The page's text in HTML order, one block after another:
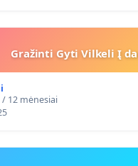
Gražinti Gyti Vilkeli Į
/ 12 mėnesiai